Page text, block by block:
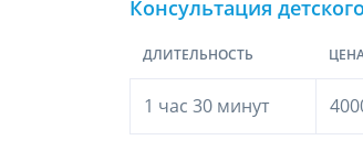
Консультация
ДЛИТЕЛЬНОСТЬ
1 час 30 минут